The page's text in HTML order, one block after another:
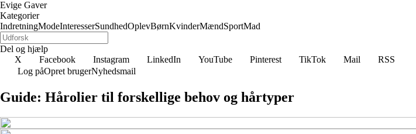
Evige Gaver
Kategorier
IndretningModeInteresserSundhedOplevBørnKvinderMændSportMad
Del og hjælp
X
Facebook Instagram LinkedIn YouTube Pinterest TikTok Mail
RSS
Log påOpret brugerNyhedsmail
Guide: Hårolier til forskellige behov og hårtyper